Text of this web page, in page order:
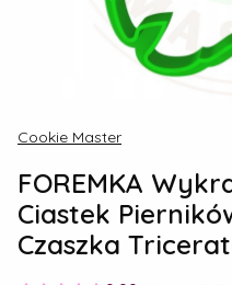
Cookie Master
FOREMKA
Ciastek
Czaszka